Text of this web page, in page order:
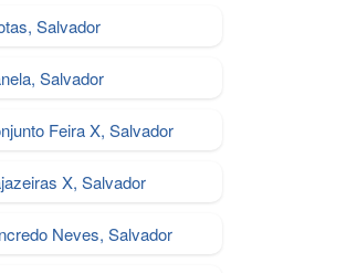
Salvador
Salvador
Feira X, Salvador
X, Salvador
Neves, Salvador